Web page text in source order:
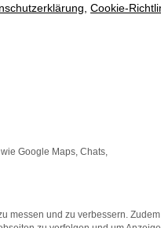
in einem anderen
Cookie-
Google Maps, Chats,
messen und zu verbessern.